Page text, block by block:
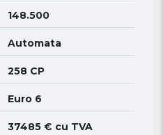
148.500
Automata
258 CP
Euro 6
37485 € cu TVA